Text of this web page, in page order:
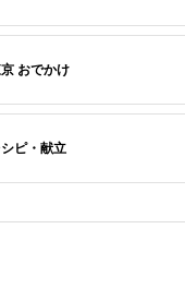
おでかけ
シピ・献立